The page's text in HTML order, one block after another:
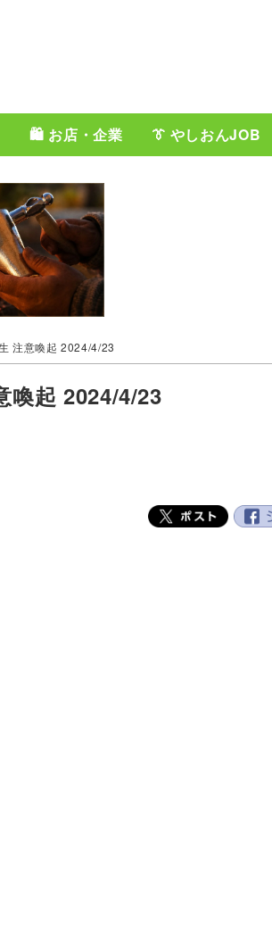
🛍️ お店・企業 👔 やしおんJOB
注意喚起 2024/4/23
喚起 2024/4/23